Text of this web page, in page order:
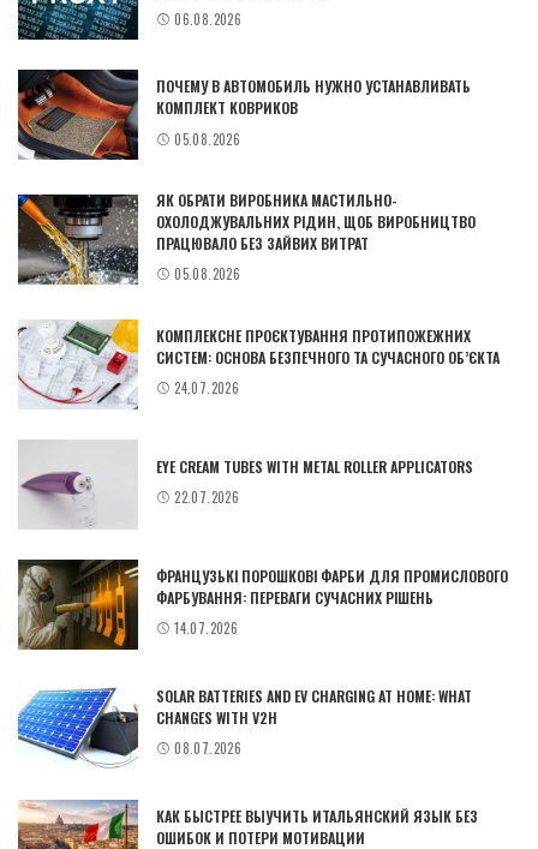
06.08.2026
ПОЧЕМУ В АВТОМОБИЛЬ НУЖНО УСТАНАВЛИВАТЬ
КОМПЛЕКТ КОВРИКОВ
05.08.2026
ЯК ОБРАТИ ВИРОБНИКА МАСТИЛЬНО-
ОХОЛОДЖУВАЛЬНИХ РІДИН, ЩОБ ВИРОБНИЦТВО
ПРАЦЮВАЛО БЕЗ ЗАЙВИХ ВИТРАТ
05.08.2026
КОМПЛЕКСНЕ ПРОЄКТУВАННЯ ПРОТИПОЖЕЖНИХ
СИСТЕМ: ОСНОВА БЕЗПЕЧНОГО ТА СУЧАСНОГО ОБ’ЄКТА
24.07.2026
EYE CREAM TUBES WITH METAL ROLLER APPLICATORS
22.07.2026
ФРАНЦУЗЬКІ ПОРОШКОВІ ФАРБИ ДЛЯ ПРОМИСЛОВОГО
ФАРБУВАННЯ: ПЕРЕВАГИ СУЧАСНИХ РІШЕНЬ
14.07.2026
SOLAR BATTERIES AND EV CHARGING AT HOME: WHAT
CHANGES WITH V2H
08.07.2026
КАК БЫСТРЕЕ ВЫУЧИТЬ ИТАЛЬЯНСКИЙ ЯЗЫК БЕЗ
ОШИБОК И ПОТЕРИ МОТИВАЦИИ